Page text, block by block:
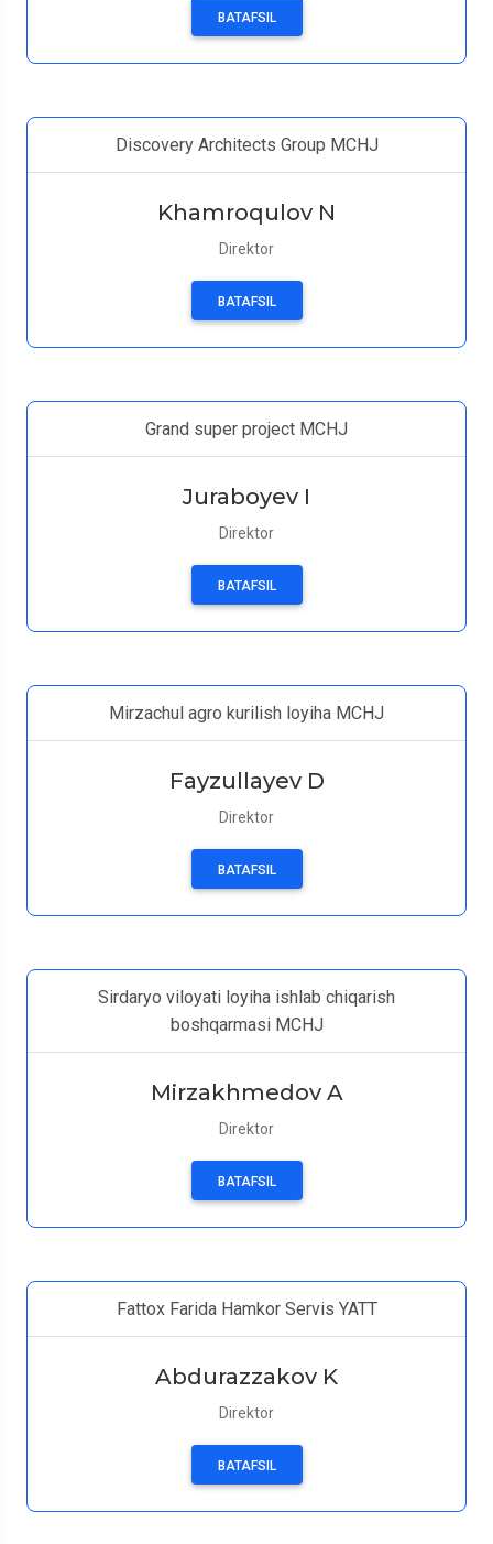
BATAFSIL
Discovery Architects Group MCHJ
Khamroqulov N
Direktor
BATAFSIL
Grand super project MCHJ
Juraboyev I
Direktor
BATAFSIL
Mirzachul agro kurilish loyiha MCHJ
Fayzullayev D
Direktor
BATAFSIL
Sirdaryo viloyati loyiha ishlab chiqarish
boshqarmasi MCHJ
Mirzakhmedov A
Direktor
BATAFSIL
Fattox Farida Hamkor Servis YATT
Abdurazzakov K
Direktor
BATAFSIL